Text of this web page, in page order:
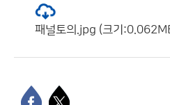
패널토의.jpg (크기